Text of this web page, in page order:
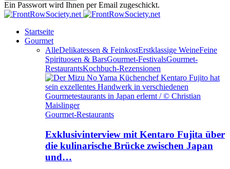
Ein Passwort wird Ihnen per Email zugeschickt.
Startseite
Gourmet
AlleDelikatessen & FeinkostErstklassige WeineFeine
Spirituosen & BarsGourmet-FestivalsGourmet-
RestaurantsKochbuch-Rezensionen
Gourmet-Restaurants
Exklusivinterview mit Kentaro Fujita über
die kulinarische Brücke zwischen Japan
und…